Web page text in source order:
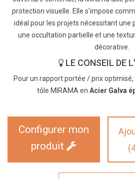
protection visuelle. Elle s’impose
idéal pour les projets nécessitant une
une occultation partielle et une
décorative.
LE CONSEIL DE
Pour un rapport portée / prix
tôle MIRAMA en Acier Galva
Configurer mon
produit